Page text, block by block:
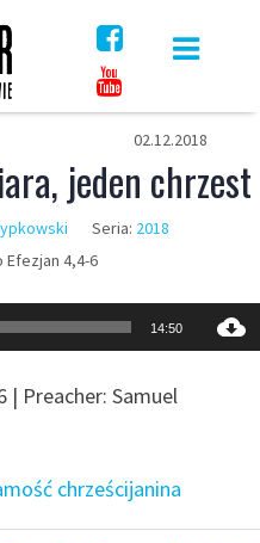
02.12.2018
jeden chrzest
Seria: 2018
Efezjan 4,4-6
dźwiękowych
14:50
| Preacher: Samuel
chrześcijanina